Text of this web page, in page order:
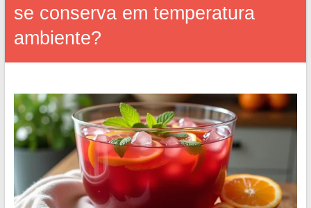
se conserva em temperatura
ambiente?